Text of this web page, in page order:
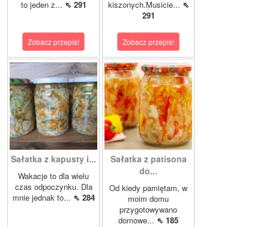
to jeden z... ⇖ 291
Zobacz przepis!
kiszonych.Musicie... ⇖
291
Zobacz przepis!
Sałatka z kapusty i...
Wakacje to dla wielu
czas odpoczynku. Dla
mnie jednak to... ⇖ 284
Sałatka z patisona
do...
Od kiedy pamiętam, w
moim domu
przygotowywano
domowe... ⇖ 185